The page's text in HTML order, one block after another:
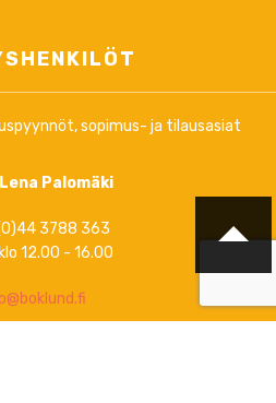
sopimus- ja tilausasiat
Palomäki
3788 363
12.00 - 16.00